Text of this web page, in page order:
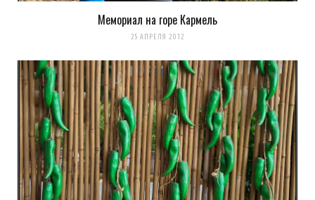
Мемориал на горе Кармель
25 АПРЕЛЯ 2012